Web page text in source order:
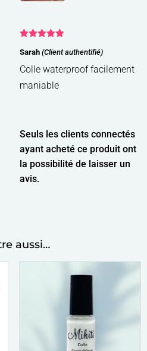
5
Sarah (Client authentifié)
Colle waterproof facilement
maniable
Seuls les clients connectés
ayant acheté ce produit ont
la possibilité de laisser un
avis.
aussi…